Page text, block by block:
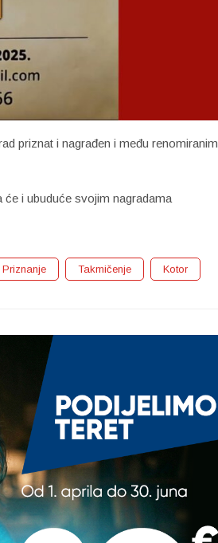
priznat i nagrađen i među renomiranim
će i ubuduće svojim nagradama
Priznanje Takmičenje Kotor